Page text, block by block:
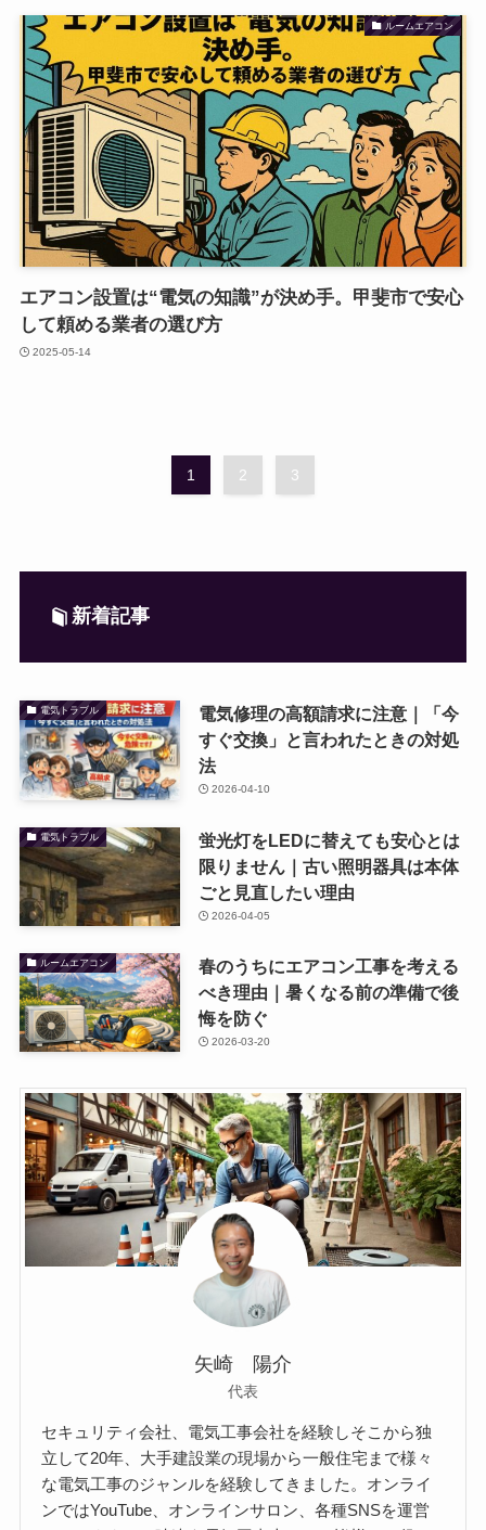
ルームエアコン
エアコン設置は“電気の知識”が決め手。甲斐市で安心
して頼める業者の選び方
2025-05-14
1 2 3
新着記事
電気トラブル
電気修理の高額請求に注意｜「今
すぐ交換」と言われたときの対処
法
2026-04-10
電気トラブル
蛍光灯をLEDに替えても安心とは
限りません｜古い照明器具は本体
ごと見直したい理由
2026-04-05
ルームエアコン
春のうちにエアコン工事を考える
べき理由｜暑くなる前の準備で後
悔を防ぐ
2026-03-20
矢崎 陽介
代表
セキュリティ会社、電気工事会社を経験しそこから独
立して20年、大手建設業の現場から一般住宅まで様々
な電気工事のジャンルを経験してきました。オンライ
ンではYouTube、オンラインサロン、各種SNSを運営